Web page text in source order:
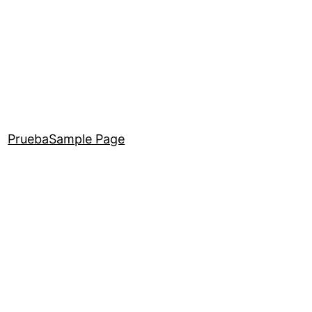
PruebaSample Page